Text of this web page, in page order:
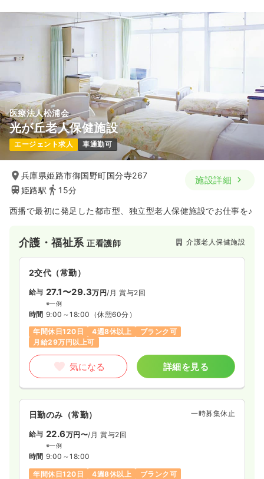
医療法人松浦会
光が丘老人保健施設
エージェント求人 車通勤可
兵庫県姫路市御国野町国分寺267
姫路駅
15分
施設詳細
西播で最初に発足した都市型、独立型老人保健施設でお仕事を♪
介護・福祉系正看護師 介護老人保健施設
2交代（常勤）
給与 27.1〜29.3万円/月 賞与2回
※一例
時間 9:00～18:00 （休憩60分）
年間休日120日
4週8休以上
ブランク可
月給29万円以上可
気になる 詳細を見る
日勤のみ（常勤） 一時募集休止
給与 22.6万円〜/月 賞与2回
※一例
時間 9:00～18:00
年間休日120日
4週8休以上
ブランク可